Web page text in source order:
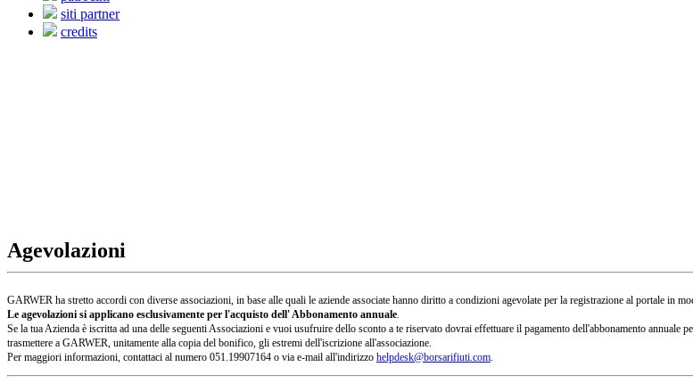
siti partner
credits
Agevolazioni
GARWER ha stretto accordi con diverse associazioni, in base alle quali le aziende associate hanno diritto a condizioni agevolate per la registrazione al portale in
Le agevolazioni si applicano esclusivamente per l'acquisto dell' Abbonamento annuale.
Se la tua Azienda è iscritta ad una delle seguenti Associazioni e vuoi usufruire dello sconto a te riservato dovrai effettuare il pagamento dell'abbonamento
trasmettere a GARWER, unitamente alla copia del bonifico, gli estremi dell'iscrizione all'associazione.
Per maggiori informazioni, contattaci al numero 051.19907164 o via e-mail all'indirizzo helpdesk@borsarifiuti.com.